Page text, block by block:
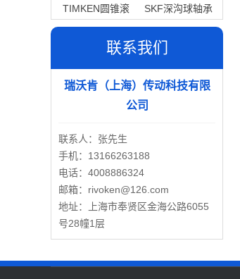
TIMKEN圆锥滚
子轴承
SKF深沟球轴承
联系我们
瑞沃肯（上海）传动科技有限
公司
联系人：张先生
手机：13166263188
电话：4008886324
邮箱：rivoken@126.com
地址：上海市奉贤区金海公路6055
号28幢1层